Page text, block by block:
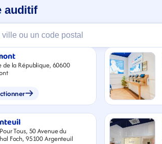
auditif
de la République, 60600
Tous, 50 Avenue du
Foch, 95100 Argenteuil